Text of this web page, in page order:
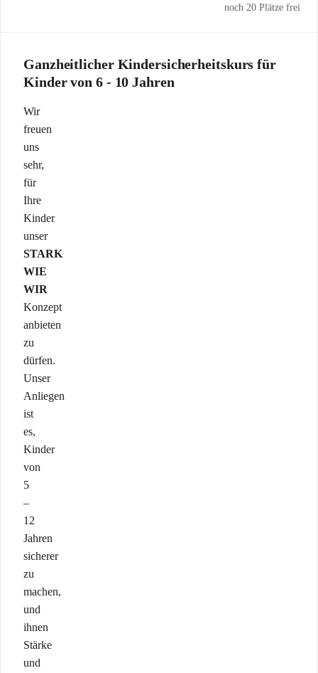
noch 20 Plätze frei
Ganzheitlicher Kindersicherheitskurs für
Kinder von 6 - 10 Jahren
Wir
freuen
uns
sehr,
für
Ihre
Kinder
unser
STARK
WIE
WIR
Konzept
anbieten
zu
dürfen.
Unser
Anliegen
ist
es,
Kinder
von
5
–
12
Jahren
sicherer
zu
machen,
und
ihnen
Stärke
und